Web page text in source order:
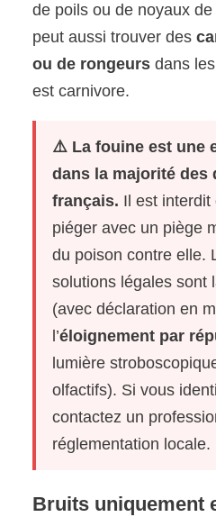
de poils ou de noyaux
peut aussi trouver des
ou de rongeursdans
est carnivore.
⚠️ La fouine est une
dans la majorité des
français. Il est interdit
piéger avec un piège
du poison contre elle.
solutions légales sont
(avec déclaration en
l’éloignement par
lumière
olfactifs). Si vous
contactez un
réglementation locale.
Bruits uniquement